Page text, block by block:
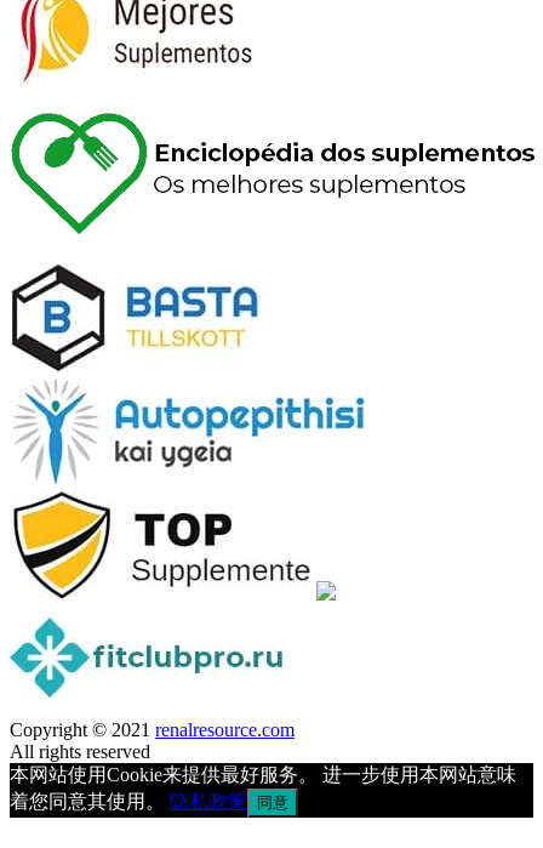
Copyright © 2021 renalresource.com
All rights reserved
本网站使用Cookie来提供最好服务。 进一步使用本网站意味
着您同意其使用。
隐私政策 同意